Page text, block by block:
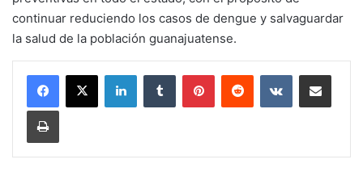
continuar reduciendo los casos de dengue y salvaguardar
la salud de la población guanajuatense.
LinkedInTumblr PinterestReddit VKontakteCompartir por
Imprimir